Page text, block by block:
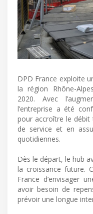
DPD France exploite
la région Rhône-
2020. Avec
l’entreprise a été
pour accroître le
de service et en
quotidiennes.
Dès le départ, le hub
la croissance future.
France d’envisager
avoir besoin de
prévoir une longue